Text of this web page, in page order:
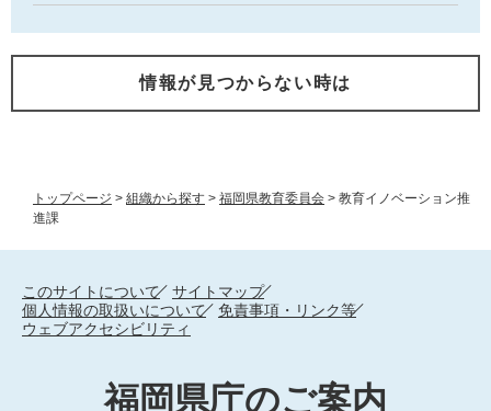
トップページ > 組織から探す > 福岡県教育委員会 > 教育イノベーション推
進課
情報が見つからない時は
このサイトについて
サイトマップ
個人情報の取扱いについて
免責事項・リンク等
ウェブアクセシビリティ
福岡県庁のご案内